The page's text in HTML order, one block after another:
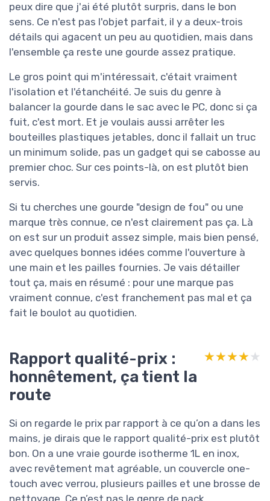
peux dire que j'ai été plutôt surpris, dans le bon
sens. Ce n'est pas l'objet parfait, il y a deux-trois
détails qui agacent un peu au quotidien, mais dans
l'ensemble ça reste une gourde assez pratique.
Le gros point qui m'intéressait, c'était vraiment
l'isolation et l'étanchéité. Je suis du genre à
balancer la gourde dans le sac avec le PC, donc si ça
fuit, c'est mort. Et je voulais aussi arrêter les
bouteilles plastiques jetables, donc il fallait un truc
un minimum solide, pas un gadget qui se cabosse au
premier choc. Sur ces points-là, on est plutôt bien
servis.
Si tu cherches une gourde "design de fou" ou une
marque très connue, ce n'est clairement pas ça. Là
on est sur un produit assez simple, mais bien pensé,
avec quelques bonnes idées comme l'ouverture à
une main et les pailles fournies. Je vais détailler
tout ça, mais en résumé : pour une marque pas
vraiment connue, c'est franchement pas mal et ça
fait le boulot au quotidien.
Rapport qualité-prix :
honnêtement, ça tient la
route
★★★★★
★★★★★
Si on regarde le prix par rapport à ce qu’on a dans les
mains, je dirais que le rapport qualité-prix est plutôt
bon. On a une vraie gourde isotherme 1L en inox,
avec revêtement mat agréable, un couvercle one-
touch avec verrou, plusieurs pailles et une brosse de